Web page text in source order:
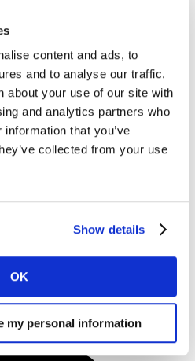
content and ads, to
and to analyse our traffic.
about your use of our site with
and analytics partners who
that you’ve
collected from your use
Show details
OK
my personal information
FRAIS LS = Produits de
beauté, Entretien)
panel et ont donc une
MARCHE EN LIGNE ET
CODE)
campaigns/grocery-